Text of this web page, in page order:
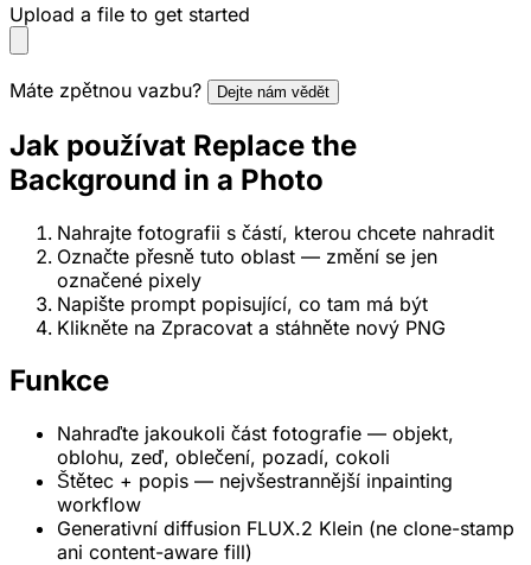
Upload a file to get started
Máte zpětnou vazbu? Dejte nám vědět
Jak používat Replace the
Background in a Photo
Nahrajte fotografii s částí, kterou chcete nahradit
Označte přesně tuto oblast — změní se jen
označené pixely
Napište prompt popisující, co tam má být
Klikněte na Zpracovat a stáhněte nový PNG
Funkce
Nahraďte jakoukoli část fotografie — objekt,
oblohu, zeď, oblečení, pozadí, cokoli
Štětec + popis — nejvšestrannější inpainting
workflow
Generativní diffusion FLUX.2 Klein (ne clone-stamp
ani content-aware fill)